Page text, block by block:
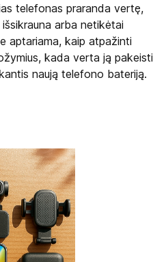
telefonas praranda vertę,
arba netikėtai
aptariama, kaip atpažinti
kada verta ją pakeisti
naują telefono bateriją.